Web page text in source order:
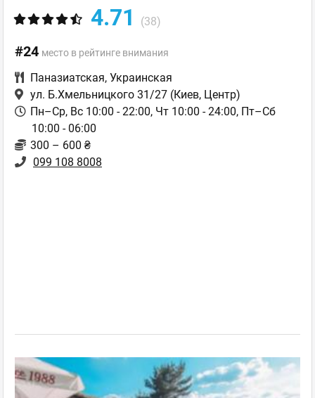
4.71 (38)
#24 место в рейтинге внимания
Паназиатская, Украинская
ул. Б.Хмельницкого 31/27 (Киев, Центр)
Пн–Ср, Вс 10:00 - 22:00, Чт 10:00 - 24:00, Пт–Сб
10:00 - 06:00
300 – 600 ₴
099 108 8008